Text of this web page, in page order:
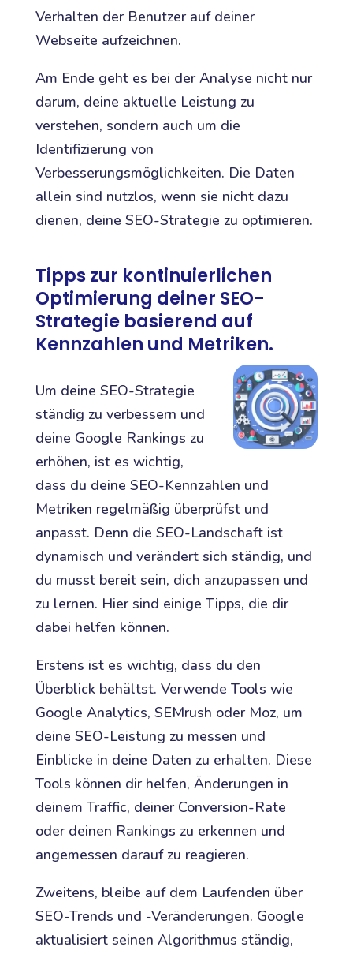
Verhalten der Benutzer auf deiner
Webseite aufzeichnen.
Am Ende geht es bei der Analyse nicht nur
darum, deine aktuelle Leistung zu
verstehen, sondern auch um die
Identifizierung von
Verbesserungsmöglichkeiten. Die Daten
allein sind nutzlos, wenn sie nicht dazu
dienen, deine SEO-Strategie zu optimieren.
Tipps zur kontinuierlichen
Optimierung deiner SEO-
Strategie basierend auf
Kennzahlen und Metriken.
Um deine SEO-Strategie
ständig zu verbessern und
deine Google Rankings zu
erhöhen, ist es wichtig,
dass du deine SEO-Kennzahlen und
Metriken regelmäßig überprüfst und
anpasst. Denn die SEO-Landschaft ist
dynamisch und verändert sich ständig, und
du musst bereit sein, dich anzupassen und
zu lernen. Hier sind einige Tipps, die dir
dabei helfen können.
Erstens ist es wichtig, dass du den
Überblick behältst. Verwende Tools wie
Google Analytics, SEMrush oder Moz, um
deine SEO-Leistung zu messen und
Einblicke in deine Daten zu erhalten. Diese
Tools können dir helfen, Änderungen in
deinem Traffic, deiner Conversion-Rate
oder deinen Rankings zu erkennen und
angemessen darauf zu reagieren.
Zweitens, bleibe auf dem Laufenden über
SEO-Trends und -Veränderungen. Google
aktualisiert seinen Algorithmus ständig,